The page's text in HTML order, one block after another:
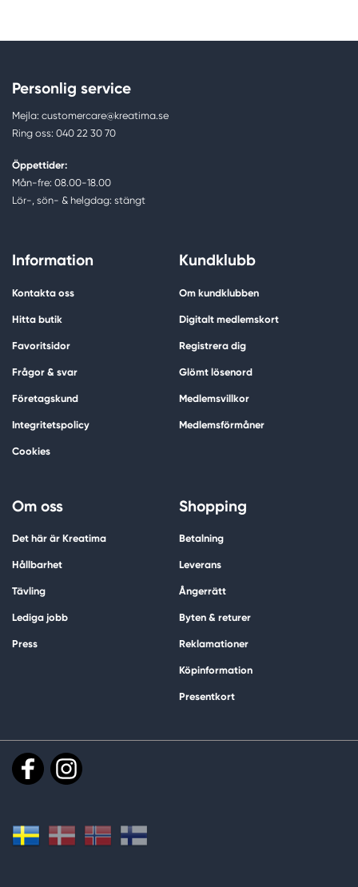
Personlig service
Mejla: customercare@kreatima.se
Ring oss: 040 22 30 70
Öppettider:
Mån-fre: 08.00-18.00
Lör-, sön- & helgdag: stängt
Information
Kontakta oss
Hitta butik
Favoritsidor
Frågor & svar
Företagskund
Integritetspolicy
Cookies
Kundklubb
Om kundklubben
Digitalt medlemskort
Registrera dig
Glömt lösenord
Medlemsvillkor
Medlemsförmåner
Om oss
Det här är Kreatima
Hållbarhet
Tävling
Lediga jobb
Press
Shopping
Betalning
Leverans
Ångerrätt
Byten & returer
Reklamationer
Köpinformation
Presentkort